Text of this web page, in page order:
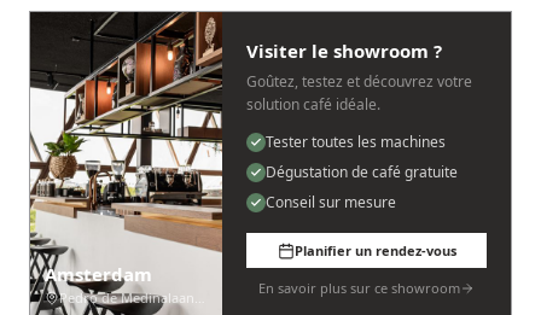
Amsterdam
Pedro de Medinalaan 53
Visiter le showroom ?
Goûtez, testez et découvrez votre
solution café idéale.
Tester toutes les machines
Dégustation de café gratuite
Conseil sur mesure
Planifier un rendez-vous
En savoir plus sur ce showroom